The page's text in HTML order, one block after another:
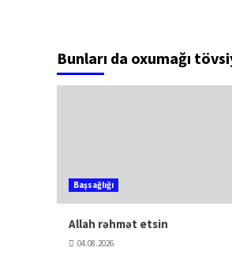
Bunları da oxumağı
Başsağlığı
Allah rəhmət etsin
04.08.2026